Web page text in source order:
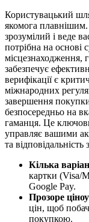
Користувацький
якомога
зрозумілий і веде
потрібна на основі
місцезнаходження,
забезпечує
верифікації є
міжнародних
завершення
безпосередньо на
гаманця. Це
управляє вашими
та
Кілька
картки (Visa/
Google Pay.
Прозоре
цін, щоб
покупкою.